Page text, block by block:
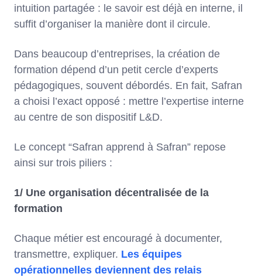
intuition partagée : le savoir est déjà en interne, il
suffit d’organiser la manière dont il circule.
Dans beaucoup d’entreprises, la création de
formation dépend d’un petit cercle d’experts
pédagogiques, souvent débordés. En fait, Safran
a choisi l’exact opposé : mettre l’expertise interne
au centre de son dispositif L&D.
Le concept “Safran apprend à Safran” repose
ainsi sur trois piliers :
1/ Une organisation décentralisée de la
formation
Chaque métier est encouragé à documenter,
transmettre, expliquer. Les équipes
opérationnelles deviennent des relais